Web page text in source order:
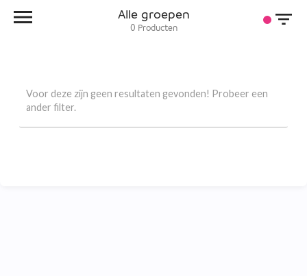
Alle groepen
0 Producten
Voor deze zijn geen resultaten gevonden! Probeer een
ander filter.